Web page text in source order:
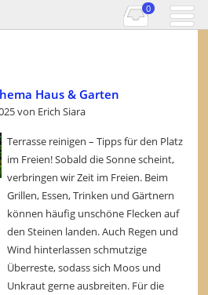
0
Haus & Garten
von Erich Siara
Terrasse reinigen – Tipps für den Platz
im Freien! Sobald die Sonne scheint,
verbringen wir Zeit im Freien. Beim
Grillen, Essen, Trinken und Gärtnern
können häufig unschöne Flecken auf
den Steinen landen. Auch Regen und
Wind hinterlassen schmutzige
Überreste, sodass sich Moos und
Unkraut gerne ausbreiten. Für die